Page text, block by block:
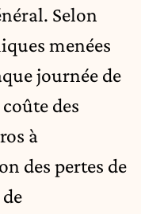
Selon
menées
journée de
des
à
des pertes de